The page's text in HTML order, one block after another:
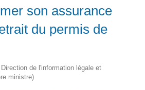
son assurance
du permis de
de l'information légale et
ministre)